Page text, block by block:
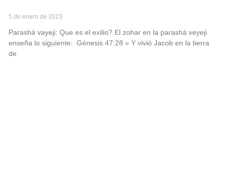
5 de enero de 2023
Parashá vayeji: Que es el exilio? El zohar en la parashá veyeji
enseña lo siguiente: Génesis 47:28 » Y vivió Jacob en la tierra
de